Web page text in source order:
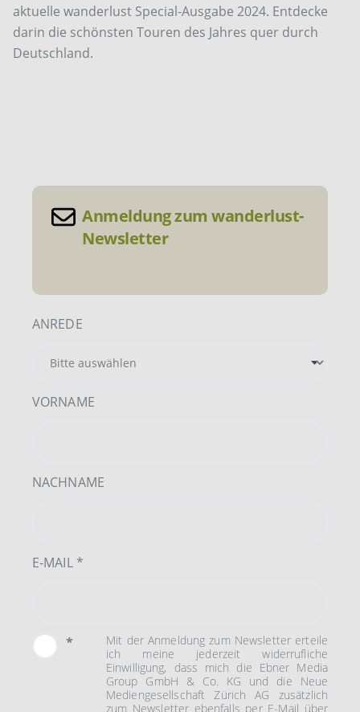
aktuelle wanderlust Special-Ausgabe 2024. Entdecke
darin die schönsten Touren des Jahres quer durch
Deutschland.
Anmeldung zum wanderlust-
Newsletter
ANREDE
VORNAME
NACHNAME
E-MAIL *
*
Mit der Anmeldung zum Newsletter erteile
ich meine jederzeit widerrufliche
Einwilligung, dass mich die Ebner Media
Group GmbH & Co. KG und die Neue
Mediengesellschaft Zürich AG zusätzlich
zum Newsletter ebenfalls per E-Mail über